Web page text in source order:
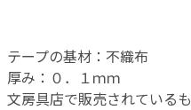
テープの基材：不織布
厚み：０．１ｍｍ
文房具店で販売されている